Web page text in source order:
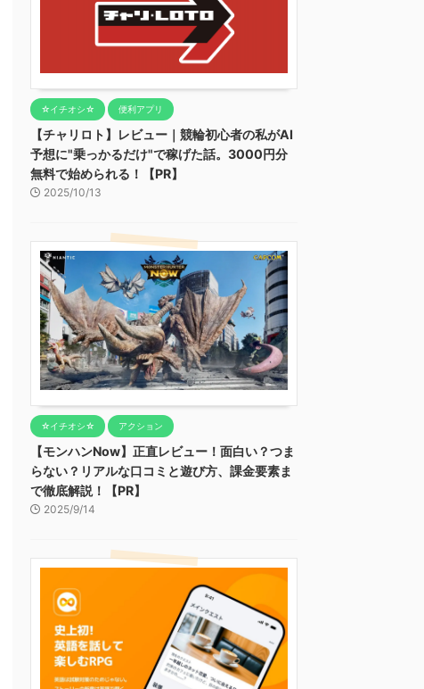
☆イチオシ☆ 便利アプリ
【チャリロト】レビュー｜競輪初心者の私がAI
予想に"乗っかるだけ"で稼げた話。3000円分
無料で始められる！【PR】
2025/10/13
☆イチオシ☆ アクション
【モンハンNow】正直レビュー！面白い？つま
らない？リアルな口コミと遊び方、課金要素ま
で徹底解説！【PR】
2025/9/14